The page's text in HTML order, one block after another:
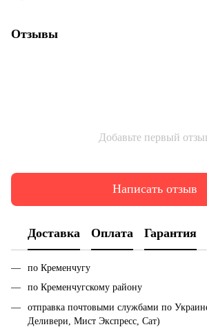
Отзывы
Добавьте первый
Написать отзыв
Доставка Оплата Гарантия
по Кременчугу
по Кременчугскому району
отправка почтовыми службами по
Деливери, Мист Экспресс, Сат)